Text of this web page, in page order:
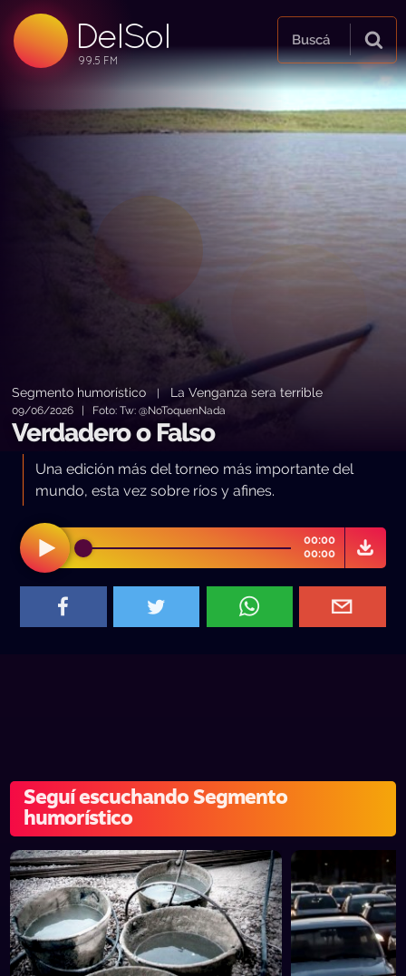
DelSol
99.5 FM
99.5 FM
99.5 FM
Buscá
Segmento humorístico La Venganza sera terrible
09/06/2026 | Foto: Tw: @NoToquenNada
Verdadero o Falso
Una edición más del torneo más importante del
mundo, esta vez sobre ríos y afines.
00:00
00:00
Seguí escuchando Segmento
humorístico